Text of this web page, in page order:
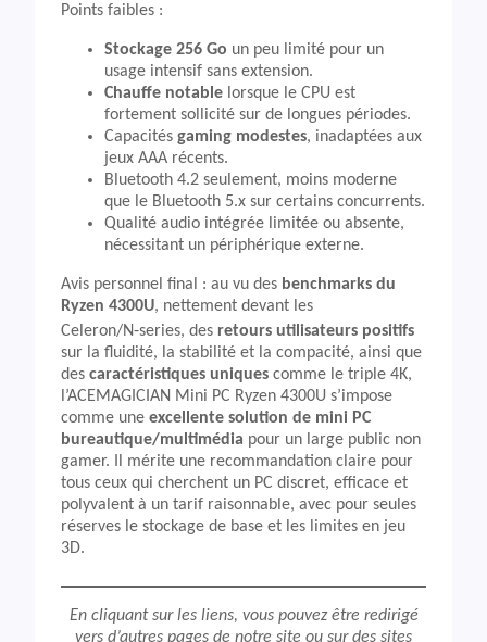
Points faibles :
Stockage 256 Go un peu limité pour un
usage intensif sans extension.
Chauffe notable lorsque le CPU est
fortement sollicité sur de longues périodes.
Capacités gaming modestes, inadaptées aux
jeux AAA récents.
Bluetooth 4.2 seulement, moins moderne
que le Bluetooth 5.x sur certains concurrents.
Qualité audio intégrée limitée ou absente,
nécessitant un périphérique externe.
Avis personnel final : au vu des benchmarks du
Ryzen 4300U, nettement devant les
Celeron/N‑series, des retours utilisateurs positifs
sur la fluidité, la stabilité et la compacité, ainsi que
des caractéristiques uniques comme le triple 4K,
l’ACEMAGICIAN Mini PC Ryzen 4300U s’impose
comme une excellente solution de mini PC
bureautique/multimédia pour un large public non
gamer. Il mérite une recommandation claire pour
tous ceux qui cherchent un PC discret, efficace et
polyvalent à un tarif raisonnable, avec pour seules
réserves le stockage de base et les limites en jeu
3D.
En cliquant sur les liens, vous pouvez être redirigé
vers d’autres pages de notre site ou sur des sites